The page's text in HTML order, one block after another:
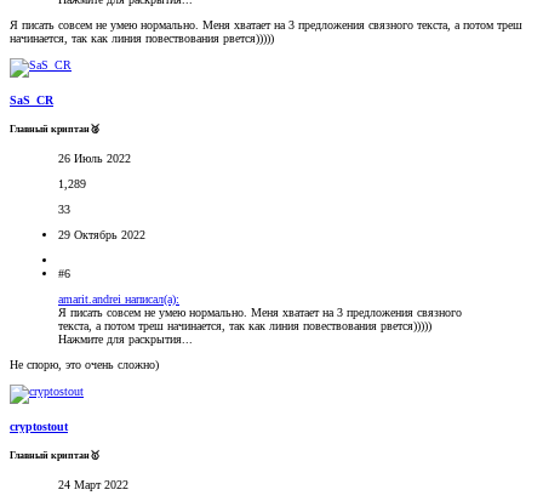
Я писать совсем не умею нормально. Меня хватает на 3 предложения связного текста, а потом треш
начинается, так как линия повествования рвется)))))
SaS_CR
Главный криптан🥈
26 Июль 2022
1,289
33
29 Октябрь 2022
#6
amarit.andrei написал(а):
Я писать совсем не умею нормально. Меня хватает на 3 предложения связного
текста, а потом треш начинается, так как линия повествования рвется)))))
Нажмите для раскрытия...
Не спорю, это очень сложно)
cryptostout
Главный криптан🥇
24 Март 2022